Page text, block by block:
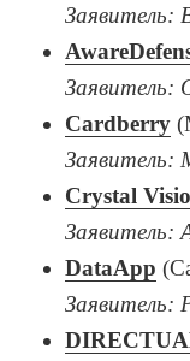
Заявитель:
Заявитель:
Cardberry
Заявитель:
Crystal
Заявитель:
DataApp
Заявитель: